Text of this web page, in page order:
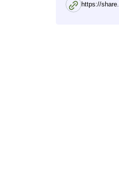
https://